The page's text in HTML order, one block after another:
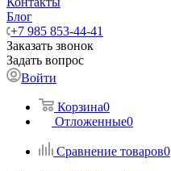
Блог
+7 985 853-44-41
Заказать звонок
Задать вопрос
Войти
Корзина0
Отложенные0
Сравнение товаров0